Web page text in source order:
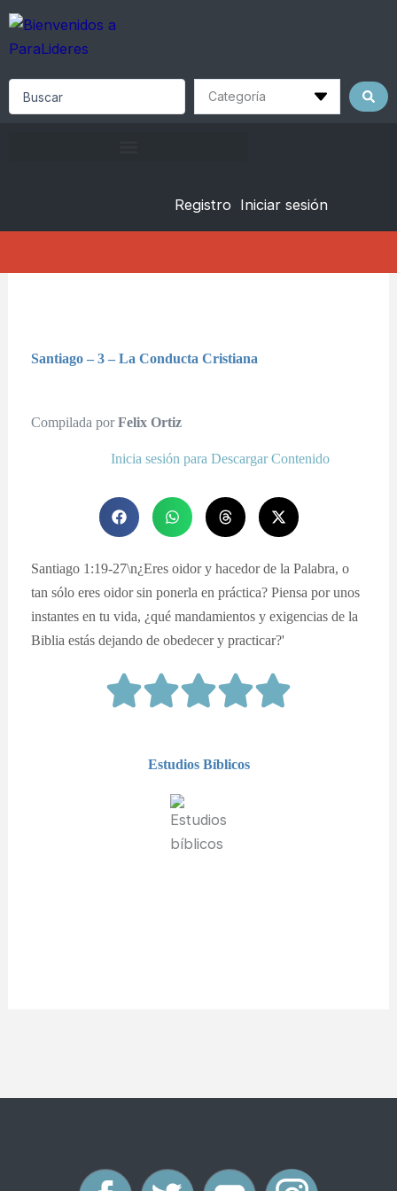
Skip
content
Registro Iniciar sesión
Santiago – 3 – La Conducta Cristiana
Compilada porFelix Ortiz
Inicia sesión para Descargar Contenido
Santiago 1:19-27\n¿Eres oidor y hacedor de la Palabra, o
tan sólo eres oidor sin ponerla en práctica? Piensa por unos
instantes en tu vida, ¿qué mandamientos y exigencias de la
Biblia estás dejando de obedecer y practicar?'
Estudios Bíblicos